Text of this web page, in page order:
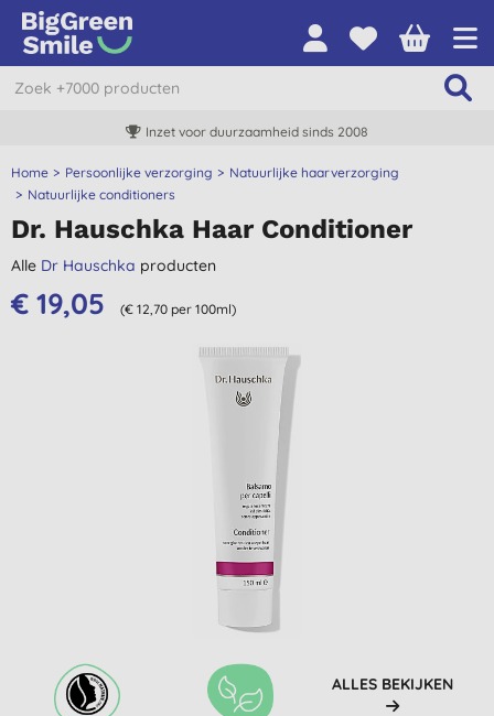
Inzet voor duurzaamheid sinds 2008
Home Persoonlijke verzorging
Natuurlijke haarverzorging
Natuurlijke conditioners
Dr. Hauschka Haar Conditioner
Alle Dr Hauschka producten
€ 19,05 (€ 12,70 per 100ml)
ALLES BEKIJKEN